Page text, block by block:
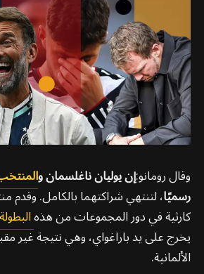
وقال رومانو:إن يوليان ناغلسمان و
رسميًا، لتنتهي شراكتهما بالكامل. وقدم
كارثية في دور المجموعات من هذه
يخرج على يد باراغواي، وهي نتيجة غير
الألمانية.